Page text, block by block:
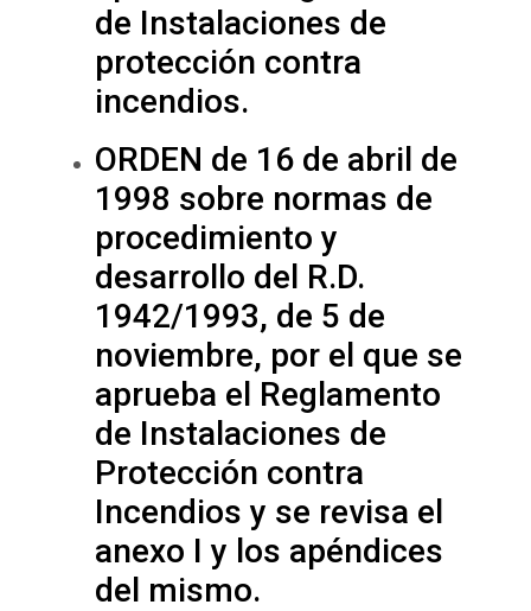
de Instalaciones de
protección contra
incendios.
ORDEN de 16 de abril de
1998 sobre normas de
procedimiento y
desarrollo del R.D.
1942/1993, de 5 de
noviembre, por el que se
aprueba el Reglamento
de Instalaciones de
Protección contra
Incendios y se revisa el
anexo I y los apéndices
del mismo.